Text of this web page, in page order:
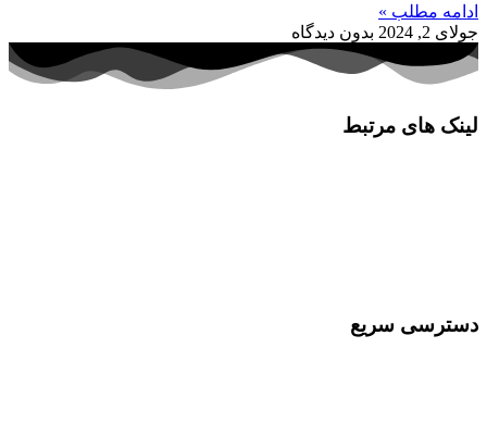
ادامه مطلب »
جولای 2, 2024
بدون دیدگاه
لینک های مرتبط
دسترسی سریع